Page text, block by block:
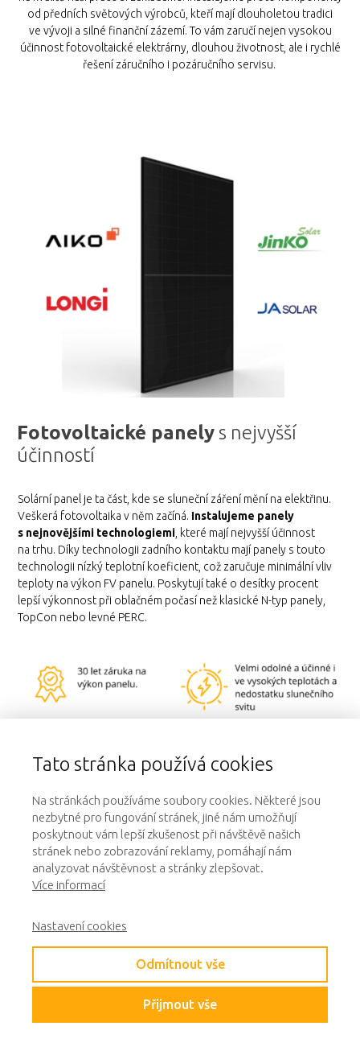
od předních světových výrobců, kteří mají dlouholetou tradici
ve vývoji a silné finanční zázemí. To vám zaručí nejen vysokou
účinnost fotovoltaické elektrárny, dlouhou životnost, ale i rychlé
řešení záručního i pozáručního servisu.
Fotovoltaické panely s nejvyšší
účinností
Solární panel je ta část, kde se sluneční záření mění na elektřinu.
Veškerá fotovoltaika v něm začíná. Instalujeme panely
s nejnovějšími technologiemi , které mají nejvyšší účinnost
na trhu. Díky technologii zadního kontaktu mají panely s touto
technologii nízký teplotní koeficient, což zaručuje minimální vliv
teploty na výkon FV panelu. Poskytují také o desítky procent
lepší výkonnost při oblačném počasí než klasické N-typ panely,
TopCon nebo levné PERC.
Střídač od renomovaných výrobců
světových výrobců s mnohaletou praxí a silným finančním
zázemím. Střídače splňují bezpečnostní normy, mají velmi nízkou
poruchovost doloženou certifikáty TÜV a vysokou účinnost až
98,9%. U střídačů si můžeteprodloužit záruku z klasických 10
Tato stránka používá cookies
Na stránkách používáme soubory cookies. Některé jsou
nezbytné pro fungování stránek, jiné nám umožňují
poskytnout vám lepší zkušenost při návštěvě našich
stránek nebo zobrazování reklamy, pomáhají nám
analyzovat návštěvnost a stránky zlepšovat.
Více informací
Nastavení cookies
Odmítnout vše
Přijmout vše